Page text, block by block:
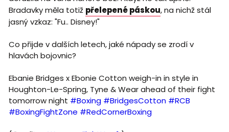
Bradavky měla totiž přelepené páskou, na nichž stál
jasný vzkaz: "Fu.. Disney!"
Co přijde v dalších letech, jaké nápady se zrodí v
hlavách bojovnic?
Ebanie Bridges x Ebonie Cotton weigh-in in style in
Houghton-Le-Spring, Tyne & Wear ahead of their fight
tomorrow night #Boxing #BridgesCotton #RCB
#BoxingFightZone #RedCornerBoxing